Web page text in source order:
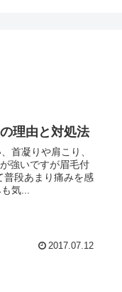
理由と対処法
首凝りや肩こり、
強いですが眉毛付
普段あまり痛みを感
気...
2017.07.12